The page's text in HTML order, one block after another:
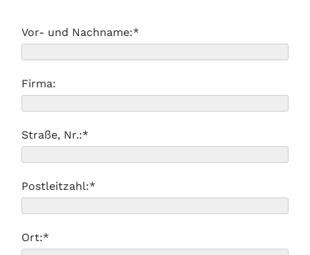
Vor- und Nachname:*
Firma:
Straße, Nr.:*
Postleitzahl:*
Ort:*